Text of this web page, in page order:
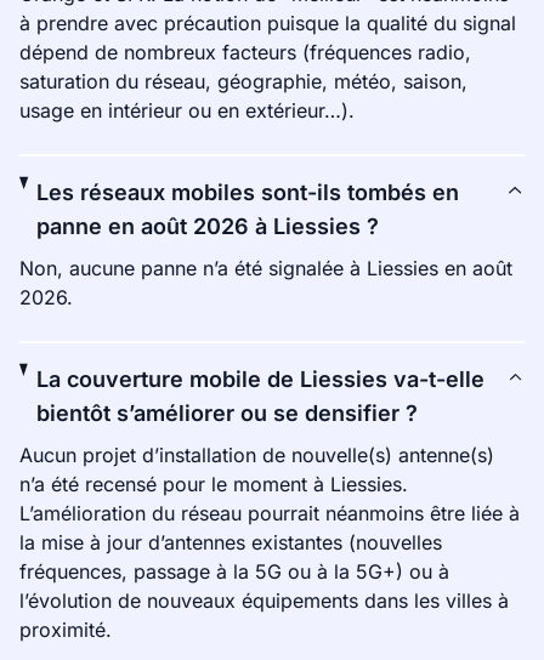
à prendre avec précaution puisque la qualité du signal
dépend de nombreux facteurs (fréquences radio,
saturation du réseau, géographie, météo, saison,
usage en intérieur ou en extérieur…).
Les réseaux mobiles sont-ils tombés en
panne en août 2026 à Liessies ?
Non, aucune panne n’a été signalée à Liessies en août
2026.
La couverture mobile de Liessies va-t-elle
bientôt s’améliorer ou se densifier ?
Aucun projet d’installation de nouvelle(s) antenne(s)
n’a été recensé pour le moment à Liessies.
L’amélioration du réseau pourrait néanmoins être liée à
la mise à jour d’antennes existantes (nouvelles
fréquences, passage à la 5G ou à la 5G+) ou à
l’évolution de nouveaux équipements dans les villes à
proximité.